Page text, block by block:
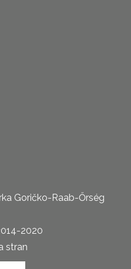
Goričko-Raab-Őrség
2020
stran